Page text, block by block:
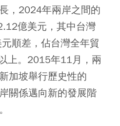
，2024年兩岸之間的
億美元，其中台灣
順差，佔台灣全年貿
上。2015年11月，兩
加坡舉行歷史性的
關係邁向新的發展階